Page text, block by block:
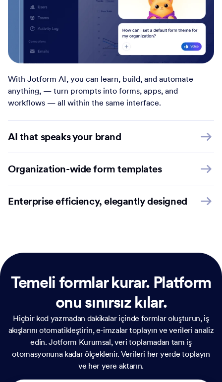
With Jotform AI, you can learn, build, and automate
anything, — turn prompts into forms, apps, and
workflows — all within the same interface.
AI that speaks your brand
Organization-wide form templates
Enterprise efficiency, elegantly designed
Temeli formlar kurar. Platform
onu sınırsız kılar.
Hiçbir kod yazmadan dakikalar içinde formlar oluşturun, iş
akışlarını otomatikleştirin, e-imzalar toplayın ve verileri analiz
edin. Jotform Kurumsal, veri toplamadan tam iş
otomasyonuna kadar ölçeklenir. Verileri her yerde toplayın
ve her yere aktarın.